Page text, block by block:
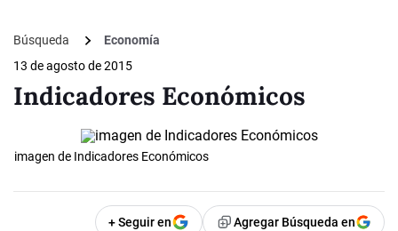
Búsqueda
Economía
13 de agosto de 2015
Indicadores Económicos
imagen de Indicadores Económicos
+ Seguir en Agregar Búsqueda en